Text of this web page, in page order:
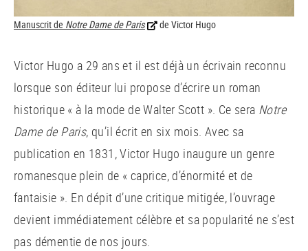
Manuscrit de Notre Dame de Paris de Victor Hugo
Victor Hugo a 29 ans et il est déjà un écrivain reconnu
lorsque son éditeur lui propose d’écrire un roman
historique « à la mode de Walter Scott ». Ce sera Notre
Dame de Paris, qu’il écrit en six mois. Avec sa
publication en 1831, Victor Hugo inaugure un genre
romanesque plein de « caprice, d’énormité et de
fantaisie ». En dépit d’une critique mitigée, l’ouvrage
devient immédiatement célèbre et sa popularité ne s’est
pas démentie de nos jours.